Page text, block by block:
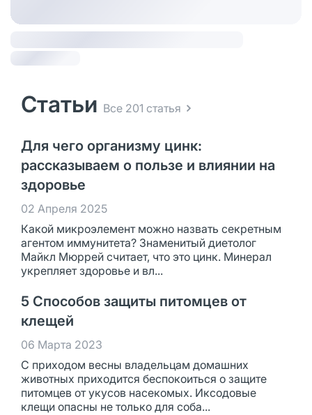
Статьи Все 201 статья
Для чего организму цинк:
рассказываем о пользе и влиянии на
здоровье
02 Апреля 2025
Какой микроэлемент можно назвать секретным
агентом иммунитета? Знаменитый диетолог
Майкл Мюррей считает, что это цинк. Минерал
укрепляет здоровье и вл...
5 Способов защиты питомцев от
клещей
06 Марта 2023
С приходом весны владельцам домашних
животных приходится беспокоиться о защите
питомцев от укусов насекомых. Иксодовые
клещи опасны не только для соба...